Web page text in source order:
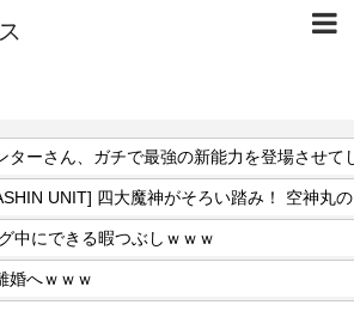
ターさん、ガチで最強の新能力を登場させて
中にできる暇つぶしｗｗｗ
婚へｗｗｗ